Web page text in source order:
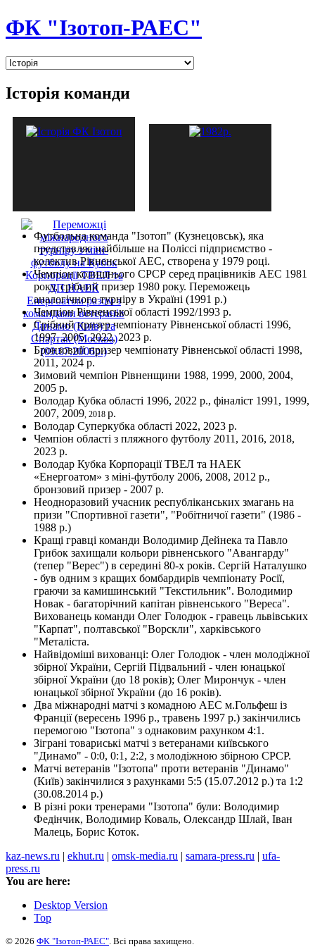
ФК "Ізотоп-РАЕС"
Історія команди
Футбольна команда "Ізотоп" (Кузнецовськ), яка
представляє найбільше на Поліссі підприємство -
колектив Рівненської АЕС, створена у 1979 році.
Чемпіон колишнього СРСР серед працівників АЕС 1981
року, срібний призер 1980 року. Переможець
аналогічного турніру в Україні (1991 р.)
Чемпіон Рівненської області 1992/1993 р.
Срібний призер чемпіонату Рівненської області 1996,
1997, 2005, 2022, 2023 р.
Бронзовий призер чемпіонату Рівненської області 1998,
2011, 2024 р.
Зимовий чемпіон Рівненщини 1988, 1999, 2000, 2004,
2005 р.
Володар Кубка області 1996, 2022 р., фіналіст 1991, 1999,
2007, 2009 , 2018 р.
Володар Суперкубка області 2022, 2023 р.
Чемпіон області з пляжного футболу 2011, 2016, 2018,
2023 р.
Володар Кубка Корпорації ТВЕЛ та НАЕК
«Енергоатом» з міні-футболу 2006, 2008, 2012 р.,
бронзовий призер - 2007 р.
Неодноразовий учасник республіканських змагань на
призи "Спортивної газети", "Робітничої газети" (1986 -
1988 р.)
Кращі гравці команди Володимир Дейнека та Павло
Грибок захищали кольори рівненського "Авангарду"
(тепер "Верес") в середині 80-х років. Сергій Наталушко
- був одним з кращих бомбардирів чемпіонату Росії,
граючи за камишинський "Текстильник". Володимир
Новак - багаторічний капітан рівненського "Вереса".
Вихованець команди Олег Голодюк - гравець львівських
"Карпат", полтавської "Ворскли", харківського
"Металіста.
Найвідоміші вихованці: Олег Голодюк - член молодіжної
збірної України, Сергій Підвальний - член юнацької
збірної України (до 18 років); Олег Мирончук - член
юнацької збірної України (до 16 років).
Два міжнародні матчі з комадною АЕС м.Гольфеш із
Франції (вересень 1996 р., травень 1997 р.) закінчились
перемогою "Ізотопа" з однаковим рахунком 4:1.
Зіграні товариські матчі з ветеранами київського
"Динамо" - 0:0, 0:1, 2:2, з молодіжною збірною СРСР.
Матчі ветеранів "Ізотопа" проти ветеранів "Динамо"
(Київ) закінчилися з рахунками 5:5 (15.07.2012 р.) та 1:2
(30.08.2014 р.)
В різні роки тренерами "Ізотопа" були: Володимир
Федінчик, Володимир Коваль, Олександр Шлай, Іван
Малець, Борис Коток.
kaz-news.ru | ekhut.ru | omsk-media.ru | samara-press.ru | ufa-
press.ru
You are here:
Desktop Version
Top
© 2026 ФК "Ізотоп-РАЕС" . Всі права захищено.